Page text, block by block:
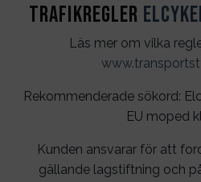
Trafikregler
Läs mer om vilka
Rekommenderade sökord:
EU moped
Kunden ansvarar för att
gällande lagstiftning och